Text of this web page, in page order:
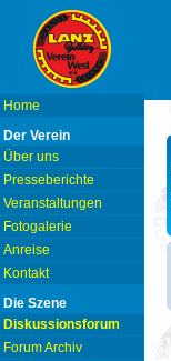
Home
Der Verein
Über uns
Presseberichte
Veranstaltungen
Fotogalerie
Anreise
Kontakt
Die Szene
Diskussionsforum
Forum Archiv